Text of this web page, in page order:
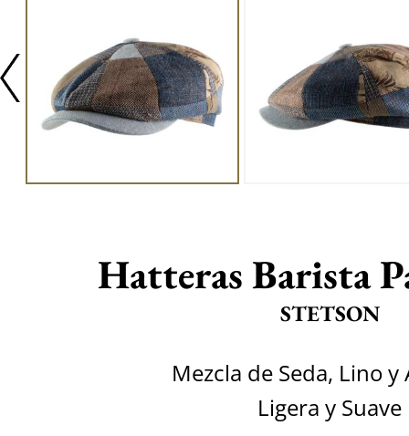
Hatteras Barista
STETSON
Mezcla de Seda, Lino y
Ligera y Suave